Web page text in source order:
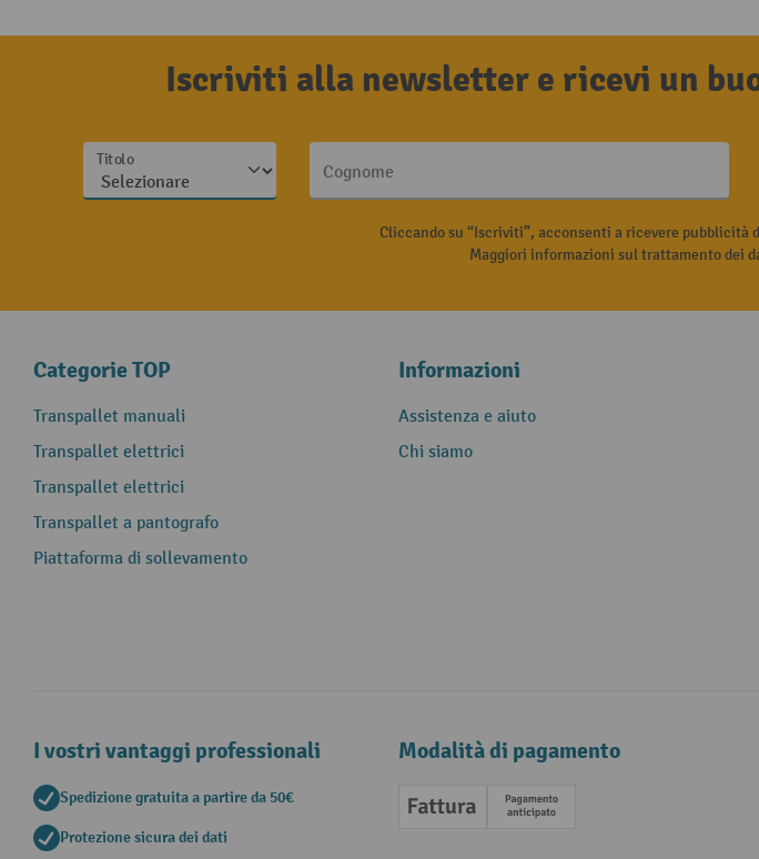
Iscriviti alla newsletter e ricevi un
Titolo
Cognome
Cliccando su “Iscriviti”, acconsenti a ricevere pubblicità
Maggiori informazioni sul trattamento dei
Categorie TOP
Transpallet manuali
Transpallet elettrici
Transpallet elettrici
Transpallet a pantografo
Piattaforma di sollevamento
Informazioni
Assistenza e aiuto
Chi siamo
I vostri vantaggi professionali
Spedizione gratuita a partire da 50€
Protezione sicura dei dati
Modalità di pagamento
Fattura Pagamento anticipato